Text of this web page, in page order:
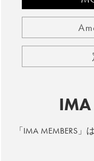
「IMA MEMBERS